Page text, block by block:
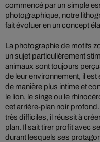
commencé par un simple
photographique, notre
fait évoluer en un concept
La photographie de motifs
un sujet particulièrement
animaux sont toujours
de leur environnement, il
de manière plus intime et
le lion, le singe ou le
cet arrière-plan noir
très difficiles, il réussit à
plan. Il sait tirer profit avec
durant lesquels ses